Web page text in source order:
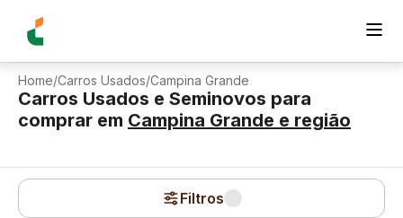
Home/Carros Usados/Campina Grande
Carros Usados e Seminovos para
comprar em Campina Grande e região
Filtros